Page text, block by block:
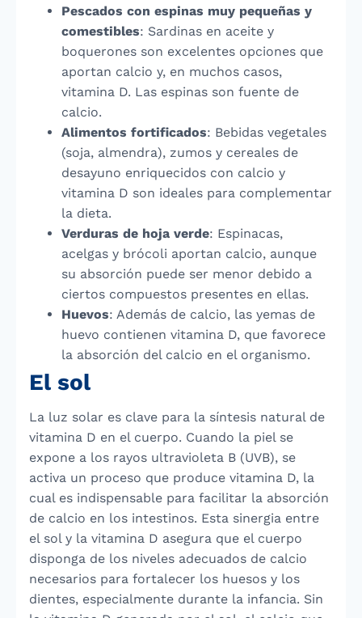
Pescados con espinas muy pequeñas y
comestibles: Sardinas en aceite y
boquerones son excelentes opciones que
aportan calcio y, en muchos casos,
vitamina D. Las espinas son fuente de
calcio.
Alimentos fortificados: Bebidas vegetales
(soja, almendra), zumos y cereales de
desayuno enriquecidos con calcio y
vitamina D son ideales para complementar
la dieta.
Verduras de hoja verde: Espinacas,
acelgas y brócoli aportan calcio, aunque
su absorción puede ser menor debido a
ciertos compuestos presentes en ellas.
Huevos: Además de calcio, las yemas de
huevo contienen vitamina D, que favorece
la absorción del calcio en el organismo.
El sol
La luz solar es clave para la síntesis natural de
vitamina D en el cuerpo. Cuando la piel se
expone a los rayos ultravioleta B (UVB), se
activa un proceso que produce vitamina D, la
cual es indispensable para facilitar la absorción
de calcio en los intestinos. Esta sinergia entre
el sol y la vitamina D asegura que el cuerpo
disponga de los niveles adecuados de calcio
necesarios para fortalecer los huesos y los
dientes, especialmente durante la infancia. Sin